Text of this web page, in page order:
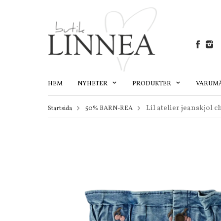
HEM NYHETER PRODUKTER
Startsida 50% BARN-REA Lil atelier jeanskjol